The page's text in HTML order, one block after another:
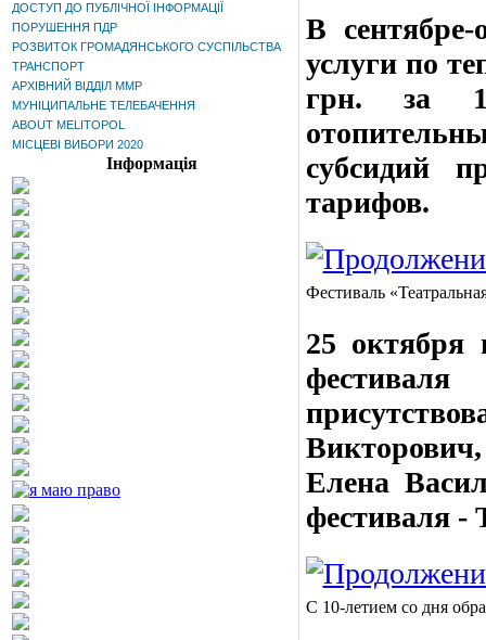
ДОСТУП ДО ПУБЛІЧНОЇ ІНФОРМАЦІЇ
ПОРУШЕННЯ ПДР
РОЗВИТОК ГРОМАДЯНСЬКОГО СУСПІЛЬСТВА
ТРАНСПОРТ
АРХІВНИЙ ВІДДІЛ ММР
МУНІЦИПАЛЬНЕ ТЕЛЕБАЧЕННЯ
ABOUT MELITOPOL
МІСЦЕВІ ВИБОРИ 2020
Інформація
В сентябре-
услуги по
грн. за 1
субсидий
тарифов.
Фестиваль
25
Викторович,
Елена
фестиваля -
C 10-летием со дня